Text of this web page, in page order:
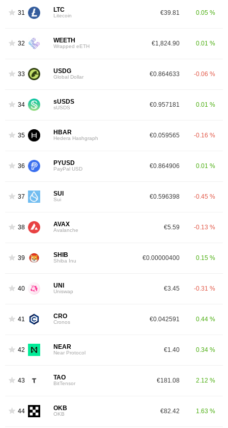
31 LTC
Litecoin €39.81 0.05 %
32 WEETH
Wrapped eETH €1,824.90 0.01 %
33 USDG
Global Dollar €0.864633 -0.06 %
34 sUSDS
sUSDS €0.957181 0.01 %
35 HBAR
Hedera Hashgraph €0.059565 -0.16 %
36 PYUSD
PayPal USD €0.864906 0.01 %
37 SUI
Sui €0.596398 -0.45 %
38 AVAX
Avalanche €5.59 -0.13 %
39 SHIB
Shiba Inu €0.00000400 0.15 %
40 UNI
Uniswap €3.45 -0.31 %
41 CRO
Cronos €0.042591 0.44 %
42 NEAR
Near Protocol €1.40 0.34 %
43 TAO
BitTensor €181.08 2.12 %
44 OKB
OKB €82.42 1.63 %